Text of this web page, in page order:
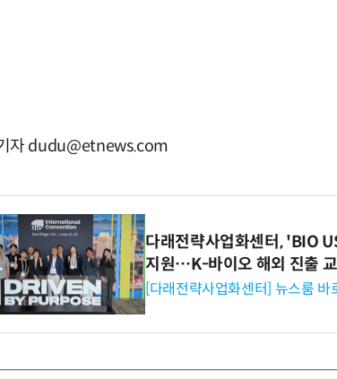
자 dudu@etnews.com
다래전략사업화센터, 'BIO
지원…K-바이오 해외 진출
[다래전략사업화센터] 뉴스룸 바